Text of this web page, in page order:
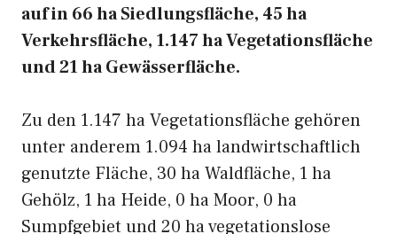
auf in 66 ha Siedlungsfläche, 45 ha
Verkehrsfläche, 1.147 ha Vegetationsfläche
und 21 ha Gewässerfläche.
Zu den 1.147 ha Vegetationsfläche gehören
unter anderem 1.094 ha landwirtschaftlich
genutzte Fläche, 30 ha Waldfläche, 1 ha
Gehölz, 1 ha Heide, 0 ha Moor, 0 ha
Sumpfgebiet und 20 ha vegetationslose